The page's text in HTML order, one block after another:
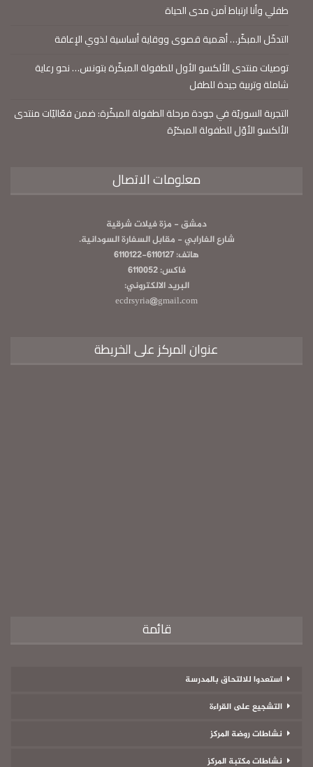
طفلي وأنا ارتباط آمن مدى الحياة
التدخّل المبكّر… أهمية قصوى ووقاية أساسية لذوي الإعاقة
توصيات منتدى الألكسو الأول للطفولة المبكّرة بتونس… نحو رعاية
شاملة وتربية جيدة للطفل
التجربة السوريّة في جودة مرحلة الطفولة المبكّرة: ضمن فعّاليّات منتدى
الألكسو الأوّل للطفولة المبكرّة
معلومات الاتصال
دمشق - مزة فيلات شرقية
شارع الفارابي - مقابل السفارة السودانية.
هاتف: 6110127-6110122
فاكس: 6110052
البريد الالكتروني:
ecdrsyria@gmail.com
عنوان المركز على الخريطة
قائمة
استعدوا للالتحاق بالمدرسة
التشجيع على القراءة
نشاطات روضة المركز
نشاطات مكتبة المركز